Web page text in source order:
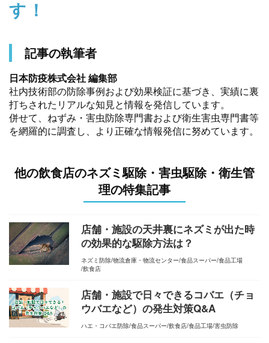
す！
記事の執筆者
日本防疫株式会社 編集部
社内技術部の防除事例および効果検証に基づき、実績に裏
打ちされたリアルな知見と情報を発信しています。
併せて、ねずみ・害虫防除専門書および衛生害虫専門書等
を網羅的に調査し、より正確な情報発信に努めています。
他の飲食店のネズミ駆除・害虫駆除・衛生管
理の特集記事
店舗・施設の天井裏にネズミが出た時
の効果的な駆除方法は？
ネズミ防除 物流倉庫・物流センター 食品スーパー 食品工場
飲食店
店舗・施設で日々できるコバエ（チョ
ウバエなど）の発生対策Q&A
ハエ・コバエ防除 食品スーパー 飲食店 食品工場 害虫防除